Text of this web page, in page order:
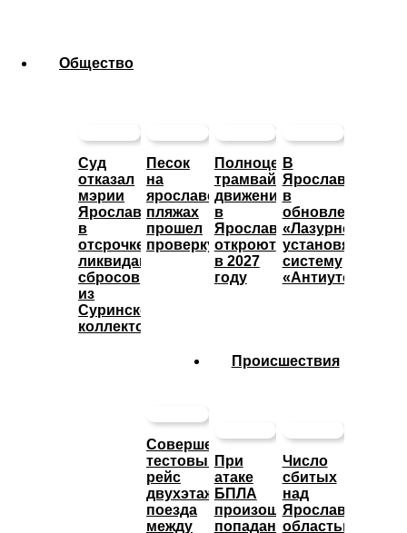
Общество
Суд
отказал
мэрии
Ярославля
в
отсрочке
ликвидации
сбросов
из
Суринского
коллектора
Песок
на
ярославских
пляжах
прошел
проверку
Полноценное
трамвайное
движение
в
Ярославле
откроют
в 2027
году
В
Ярославле
в
обновленном
«Лазурном»
установят
систему
«Антиутоп»
Совершен
тестовый
рейс
двухэтажного
поезда
между
Происшествия
При
атаке
БПЛА
произошло
попадание
Число
сбитых
над
Ярославской
областью